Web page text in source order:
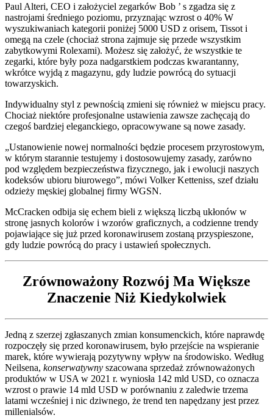
Paul Alteri, CEO i założyciel zegarków Bob ’ s zgadza się z
nastrojami średniego poziomu, przyznając wzrost o 40% W
wyszukiwaniach kategorii poniżej 5000 USD z orisem, Tissot i
omegą na czele (chociaż strona zajmuje się przede wszystkim
zabytkowymi Rolexami). Możesz się założyć, że wszystkie te
zegarki, które były poza nadgarstkiem podczas kwarantanny,
wkrótce wyjdą z magazynu, gdy ludzie powrócą do sytuacji
towarzyskich.
Indywidualny styl z pewnością zmieni się również w miejscu pracy.
Chociaż niektóre profesjonalne ustawienia zawsze zachęcają do
czegoś bardziej eleganckiego, opracowywane są nowe zasady.
„Ustanowienie nowej normalności będzie procesem przyrostowym,
w którym starannie testujemy i dostosowujemy zasady, zarówno
pod względem bezpieczeństwa fizycznego, jak i ewolucji naszych
kodeksów ubioru biurowego”, mówi Volker Ketteniss, szef działu
odzieży męskiej globalnej firmy WGSN.
McCracken odbija się echem bieli z większą liczbą ukłonów w
stronę jasnych kolorów i wzorów graficznych, a codzienne trendy
pojawiające się już przed koronawirusem zostaną przyspieszone,
gdy ludzie powrócą do pracy i ustawień społecznych.
Zrównoważony Rozwój Ma Większe
Znaczenie Niż Kiedykolwiek
Jedną z szerzej zgłaszanych zmian konsumenckich, które naprawdę
rozpoczęły się przed koronawirusem, było przejście na wspieranie
marek, które wywierają pozytywny wpływ na środowisko. Według
Neilsena, konserwatywny szacowana sprzedaż zrównoważonych
produktów w USA w 2021 r. wyniosła 142 mld USD, co oznacza
wzrost o prawie 14 mld USD w porównaniu z zaledwie trzema
latami wcześniej i nic dziwnego, że trend ten napędzany jest przez
millenialsów.